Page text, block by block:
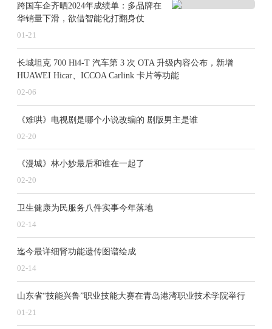
跨国车企齐晒2024年成绩单：多品牌在
华销量下滑，欲借智能化打翻身仗
01-21
长城坦克 700 Hi4-T 汽车第 3 次 OTA 升级内容公布，新增
HUAWEI Hicar、ICCOA Carlink 卡片等功能
02-06
《难哄》电视剧是哪个小说改编的 剧版男主是谁
02-20
《漫城》林小妙最后和谁在一起了
02-20
卫生健康为民服务八件实事今年落地
02-14
迄今最详细肾功能遗传图谱绘成
02-14
山东省“技能兴鲁”职业技能大赛在青岛港湾职业技术学院举行
01-21